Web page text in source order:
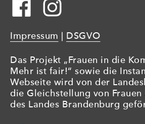
Impressum DSGVO
Das Projekt „Frauen in die
Mehr ist fair!“ sowie die
Webseite wird von der
die Gleichstellung von Frauen
des Landes Brandenburg